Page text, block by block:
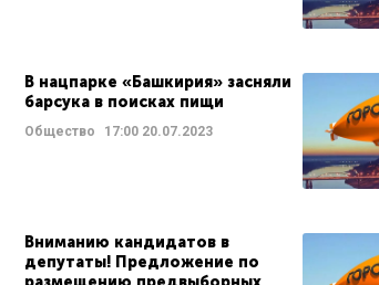
В нацпарке «Башкирия» засняли
барсука в поисках пищи
Общество 17:00 20.07.2023
Вниманию кандидатов в
депутаты! Предложение по